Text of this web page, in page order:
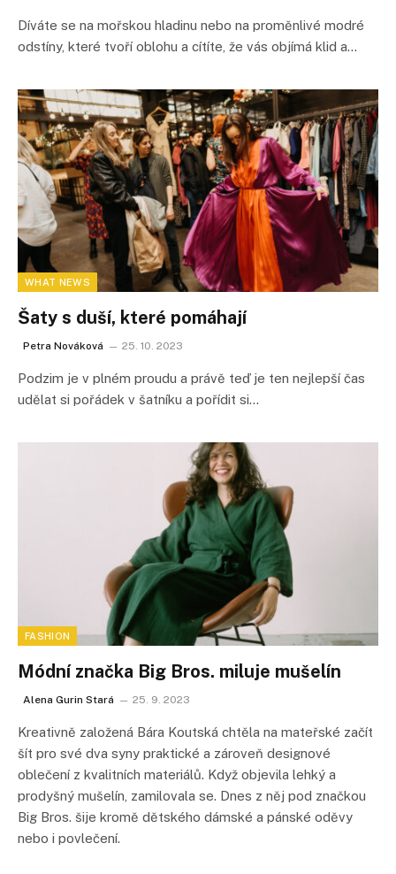
Díváte se na mořskou hladinu nebo na proměnlivé modré
odstíny, které tvoří oblohu a cítíte, že vás objímá klid a…
WHAT NEWS
Šaty s duší, které pomáhají
Petra Nováková 25. 10. 2023
Podzim je v plném proudu a právě teď je ten nejlepší čas
udělat si pořádek v šatníku a pořídit si…
FASHION
Módní značka Big Bros. miluje mušelín
Alena Gurin Stará 25. 9. 2023
Kreativně založená Bára Koutská chtěla na mateřské začít
šít pro své dva syny praktické a zároveň designové
oblečení z kvalitních materiálů. Když objevila lehký a
prodyšný mušelín, zamilovala se. Dnes z něj pod značkou
Big Bros. šije kromě dětského dámské a pánské oděvy
nebo i povlečení.